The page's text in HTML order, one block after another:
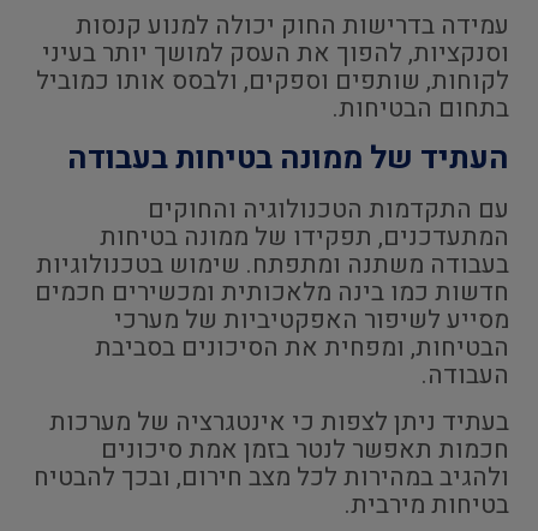
עמידה בדרישות החוק יכולה למנוע קנסות
וסנקציות, להפוך את העסק למושך יותר בעיני
לקוחות, שותפים וספקים, ולבסס אותו כמוביל
בתחום הבטיחות.
העתיד של ממונה בטיחות בעבודה
עם התקדמות הטכנולוגיה והחוקים
המתעדכנים, תפקידו של ממונה בטיחות
בעבודה משתנה ומתפתח. שימוש בטכנולוגיות
חדשות כמו בינה מלאכותית ומכשירים חכמים
מסייע לשיפור האפקטיביות של מערכי
הבטיחות, ומפחית את הסיכונים בסביבת
העבודה.
בעתיד ניתן לצפות כי אינטגרציה של מערכות
חכמות תאפשר לנטר בזמן אמת סיכונים
ולהגיב במהירות לכל מצב חירום, ובכך להבטיח
בטיחות מירבית.